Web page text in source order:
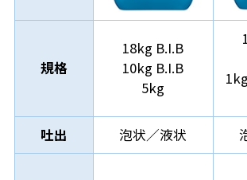
規格
18kg B.I.B
10kg B.I.B
5kg
吐出
泡状／液状